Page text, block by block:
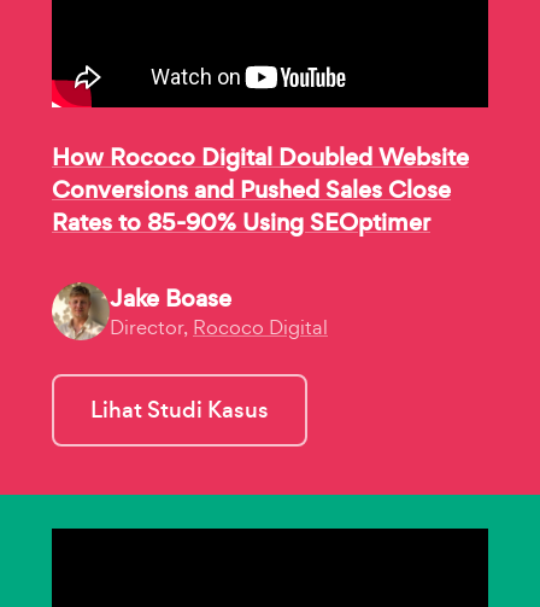
How Rococo Digital Doubled Website
Conversions and Pushed Sales Close
Rates to 85-90% Using SEOptimer
Jake Boase
Director, Rococo Digital
Lihat Studi Kasus